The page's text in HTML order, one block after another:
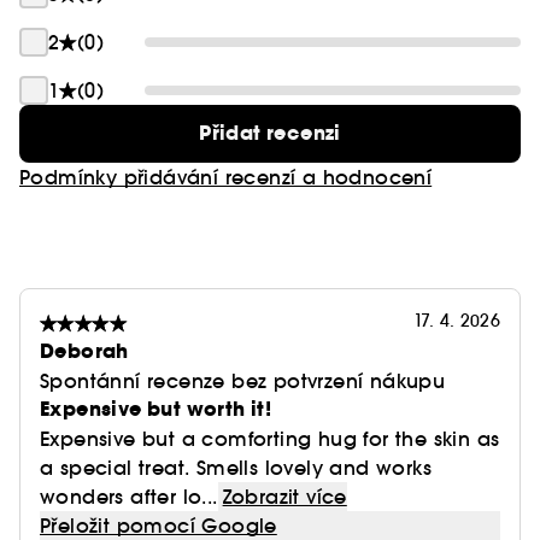
Tato maska ​​může být použita jako SOS maska pro
okamžitý pocit úlevy a pohodlí během pouhých
2
(0)
1
(0)
Přidat recenzi
Podmínky přidávání recenzí a hodnocení
17. 4. 2026
Deborah
Spontánní recenze bez potvrzení nákupu
Expensive but worth it!
Expensive but a comforting hug for the skin as
a special treat. Smells lovely and works
wonders after lo... Zobrazit více
Přeložit pomocí Google